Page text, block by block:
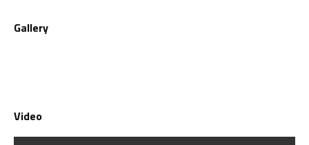
Gallery
Video